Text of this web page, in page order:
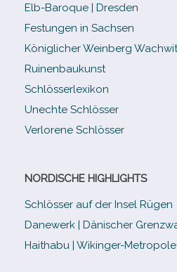
Elb-​Baroque | Dresden
Festungen in Sachsen
Königlicher Weinberg
Ruinenbaukunst
Schlösserlexikon
Unechte Schlösser
Verlorene Schlösser
NORDISCHE HIGHLIGHTS
Schlösser auf der Insel Rügen
Danewerk | Dänischer
Haithabu | Wikinger-Metropole